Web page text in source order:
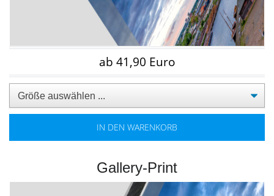
ab 41,90 Euro
IN DEN WARENKORB
Gallery-Print